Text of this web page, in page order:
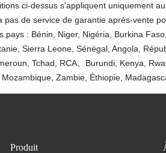
ci-dessus s'appliquent uniquement
pas de service de garantie après-vente
pays : Bénin, Niger, Nigéria, Burkina
Sierra Leone, Sénégal, Angola,
Tchad, RCA、Burundi, Kenya,
Zambie, Éthiopie,
Produit